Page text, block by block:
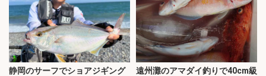
静岡のサーフでショアジギング
遠州灘のアマダイ釣りで40cm級